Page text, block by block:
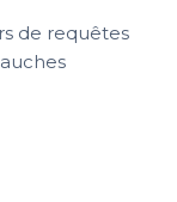
de requêtes